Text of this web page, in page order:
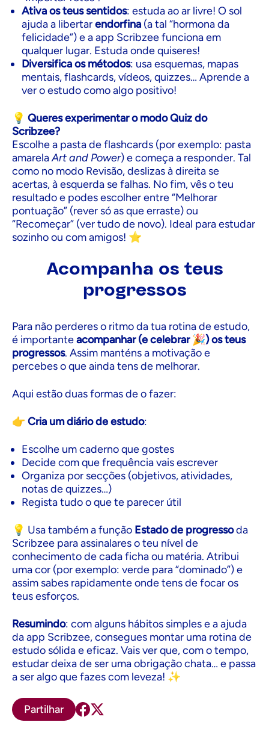
Ativa os teus sentidos: estuda ao ar livre! O sol
ajuda a libertarendorfina (a tal “hormona da
felicidade”) e a app Scribzee funciona em
qualquer lugar. Estuda onde quiseres!
Diversifica os métodos: usa esquemas, mapas
mentais, flashcards, vídeos, quizzes… Aprende a
ver o estudo como algo positivo!
💡 Queres experimentar o modo Quiz do
Scribzee?
Escolhe a pasta de flashcards (por exemplo: pasta
amarelaArt and Power) e começa a responder. Tal
como no modo Revisão, deslizas à direita se
acertas, à esquerda se falhas. No fim, vês o teu
resultado e podes escolher entre “Melhorar
pontuação” (rever só as que erraste) ou
“Recomeçar” (ver tudo de novo). Ideal para estudar
sozinho ou com amigos! ⭐
Acompanha os teus
progressos
Para não perderes o ritmo da tua rotina de estudo,
é importanteacompanhar (e celebrar🎉) os teus
progressos. Assim manténs a motivação e
percebes o que ainda tens de melhorar.
Aqui estão duas formas de o fazer:
👉 Cria um diário de estudo:
Escolhe um caderno que gostes
Decide com que frequência vais escrever
Organiza por secções (objetivos, atividades,
notas de quizzes…)
Regista tudo o que te parecer útil
💡 Usa também a função Estado de progressoda
Scribzee para assinalares o teu nível de
conhecimento de cada ficha ou matéria. Atribui
uma cor (por exemplo: verde para “dominado”) e
assim sabes rapidamente onde tens de focar os
teus esforços.
Resumindo: com alguns hábitos simples e a ajuda
da app Scribzee, consegues montar uma rotina de
estudo sólida e eficaz. Vais ver que, com o tempo,
estudar deixa de ser uma obrigação chata… e passa
a ser algo que fazes com leveza! ✨
Partilhar